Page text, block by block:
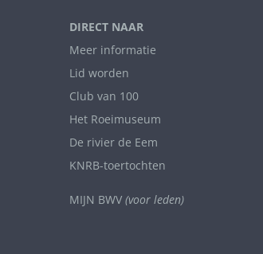
DIRECT NAAR
Meer informatie
Lid worden
Club van 100
Het Roeimuseum
De rivier de Eem
KNRB-toertochten
MIJN BWV (voor leden)